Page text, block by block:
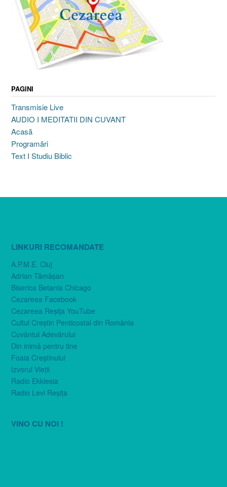
PAGINI
Transmisie Live
AUDIO I MEDITATII DIN CUVANT
Acasă
Programări
Text I Studiu Biblic
LINKURI RECOMANDATE
A.P.M.E. Cluj
Adrian Tămăşan
Biserica Betania Chicago
Cezareea Facebook
Cezareea Reşiţa YouTube
Cultul Creştin Penticostal din România
Cuvântul Adevărului
Din inimă pentru tine
Foaia Creştinului
Izvorul Vieţii
Radio Ekklesia
Radio Levi Reşiţa
VINO CU NOI !